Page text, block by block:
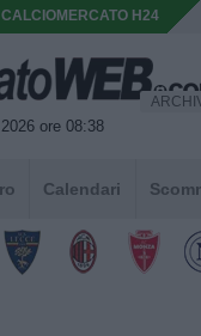
CALCIOMERCATO H24
ore 08:38
Calendari